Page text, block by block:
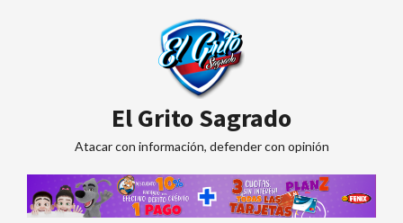
El Grito Sagrado
Atacar con información, defender con opinión